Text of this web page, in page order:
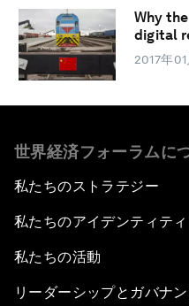
Why
digital
2017年01
世界経済フォーラムに
私たちのストラテジー
私たちのアイデンティティ
私たちの活動
リーダーシップとガバナ